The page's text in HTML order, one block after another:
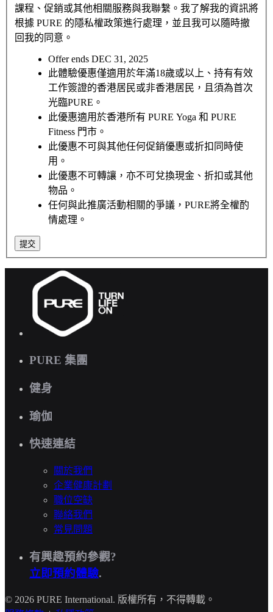
課程、促銷或其他相關服務與我聯繫。我了解我的資訊將
根據 PURE 的隱私權政策進行處理，並且我可以隨時撤
回我的同意。
Offer ends DEC 31, 2025
此體驗優惠僅適用於年滿18歲或以上、持有有效
工作簽證的香港居民或非香港居民，且須為首次
光臨PURE。
此優惠適用於香港所有 PURE Yoga 和 PURE
Fitness 門市。
此優惠不可與其他任何促銷優惠或折扣同時使
用。
此優惠不可轉讓，亦不可兌換現金、折扣或其他
物品。
任何與此推廣活動相關的爭議，PURE將全權酌
情處理。
提交
PURE 集團
健身
瑜伽
快速連結
關於我們
企業健康計劃
職位空缺
聯絡我們
常見問題
有興趣預約參觀?
立即預約體驗.
© 2026 PURE International. 版權所有，不得轉載。